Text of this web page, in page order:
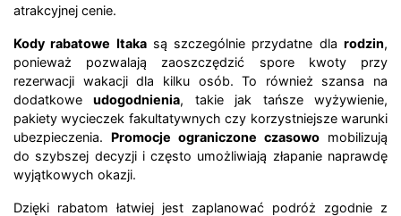
atrakcyjnej cenie.
Kody rabatowe Itakasą szczególnie przydatne dlarodzin,
ponieważ pozwalają zaoszczędzić spore kwoty przy
rezerwacji wakacji dla kilku osób. To również szansa na
dodatkoweudogodnienia, takie jak tańsze wyżywienie,
pakiety wycieczek fakultatywnych czy korzystniejsze warunki
ubezpieczenia. Promocje ograniczone czasowo mobilizują
do szybszej decyzji i często umożliwiają złapanie naprawdę
wyjątkowych okazji.
Dzięki rabatom łatwiej jest zaplanować podróż zgodnie z